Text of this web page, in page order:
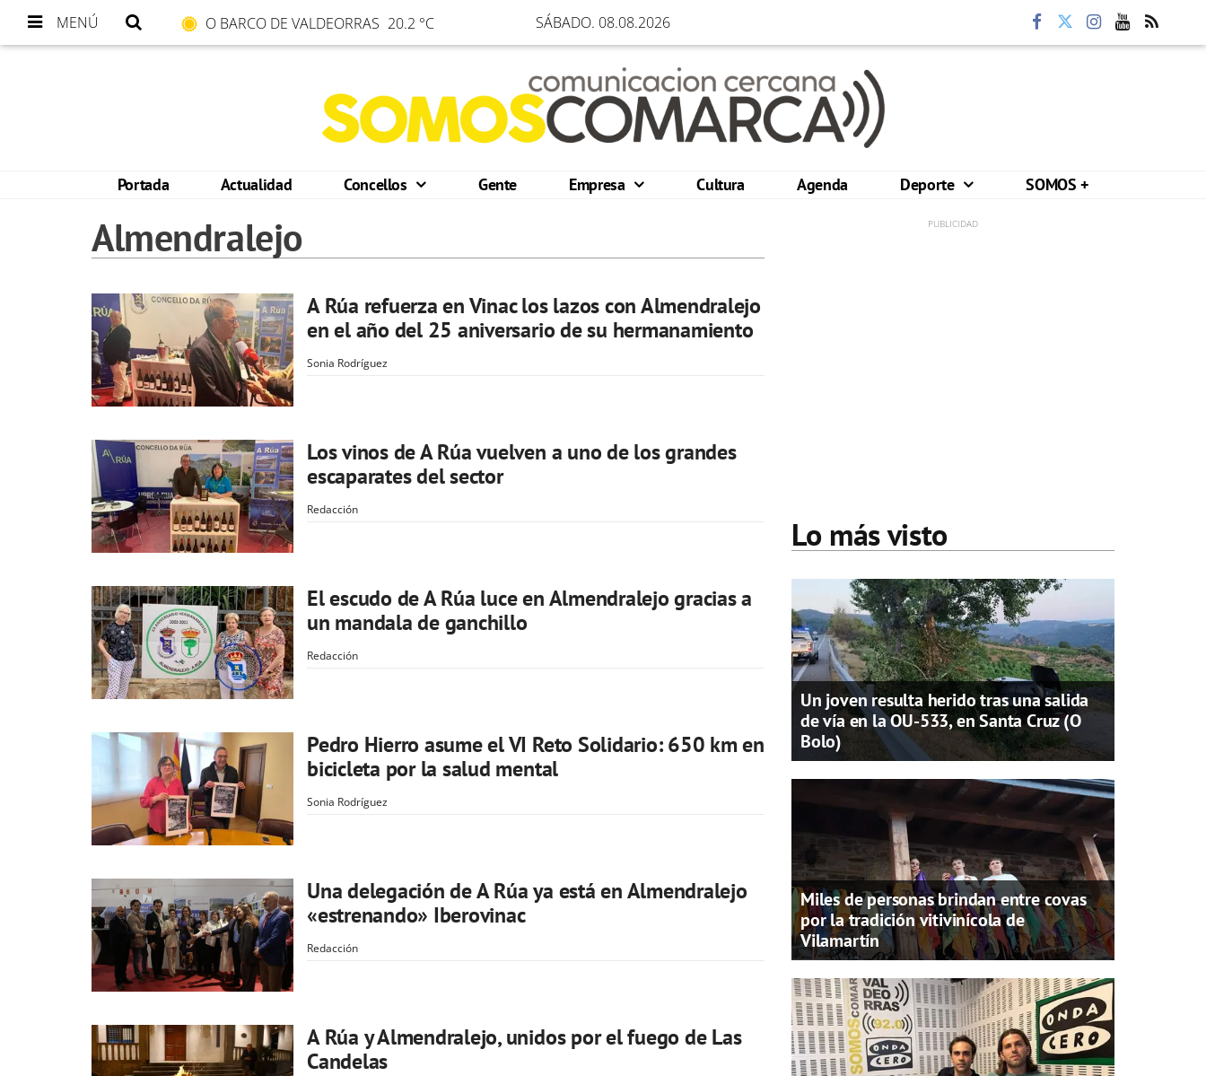
MENÚ O BARCO DE VALDEORRAS 20.2 °C SÁBADO. 08.08.2026
Portada Actualidad Concellos Gente Empresa Cultura Agenda Deporte SOMOS +
Almendralejo
A Rúa refuerza en Vinac los lazos con Almendralejo
en el año del 25 aniversario de su hermanamiento
Sonia Rodríguez
Los vinos de A Rúa vuelven a uno de los grandes
escaparates del sector
Redacción
El escudo de A Rúa luce en Almendralejo gracias a
un mandala de ganchillo
Redacción
Pedro Hierro asume el VI Reto Solidario: 650 km en
bicicleta por la salud mental
Sonia Rodríguez
Una delegación de A Rúa ya está en Almendralejo
«estrenando» Iberovinac
Redacción
A Rúa y Almendralejo, unidos por el fuego de Las
Candelas
Lo más visto
Un joven resulta herido tras una salida
de vía en la OU-533, en Santa Cruz (O
Bolo)
Miles de personas brindan entre covas
por la tradición vitivinícola de
Vilamartín